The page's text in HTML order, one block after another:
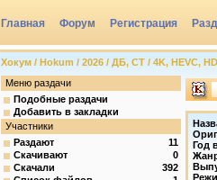
Главная Форум Регистрация
Группы
Хокум / Hokum / 2026 / ДБ, СТ / 4K, HEVC,
Меню раздачи
Подобные раздачи
Добавить в закладки
Участники
Раздают
11
Скачивают
0
Скачали
392
Год